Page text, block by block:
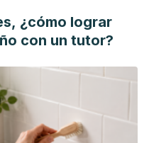
¿cómo lograr
con un tutor?